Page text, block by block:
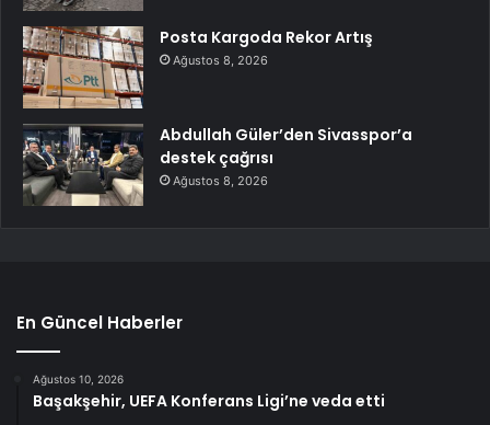
Posta Kargoda Rekor Artış
Ağustos 8, 2026
Abdullah Güler’den Sivasspor’a
destek çağrısı
Ağustos 8, 2026
En Güncel Haberler
Ağustos 10, 2026
Başakşehir, UEFA Konferans Ligi’ne veda etti